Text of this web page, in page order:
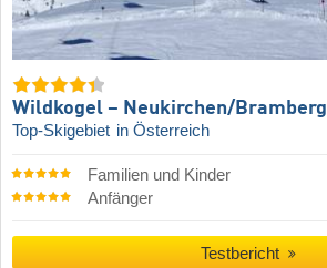
Wildkogel – Neukirchen/​Bramberg
Top-Skigebiet in Österreich
Familien und Kinder
Anfänger
Testbericht